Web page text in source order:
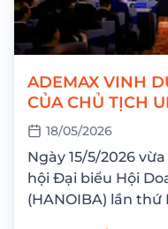
ADEMAX VINH
CỦA CHỦ TỊCH
HỘI HANOIBA IX
18/05/2026
Ngày 15/5/2026
hội Đại biểu Hội
(HANOIBA) lần thứ